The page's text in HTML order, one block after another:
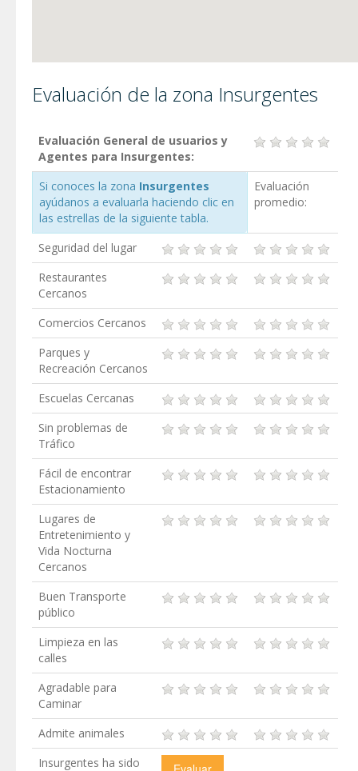
Evaluación de la zona Insurgentes
Evaluación General de usuarios y
Agentes para Insurgentes:
Si conoces la zona Insurgentes
ayúdanos a evaluarla haciendo clic en
las estrellas de la siguiente tabla.
Evaluación
promedio:
Seguridad del lugar
Restaurantes
Cercanos
Comercios Cercanos
Parques y
Recreación Cercanos
Escuelas Cercanas
Sin problemas de
Tráfico
Fácil de encontrar
Estacionamiento
Lugares de
Entretenimiento y
Vida Nocturna
Cercanos
Buen Transporte
público
Limpieza en las
calles
Agradable para
Caminar
Admite animales
Insurgentes ha sido